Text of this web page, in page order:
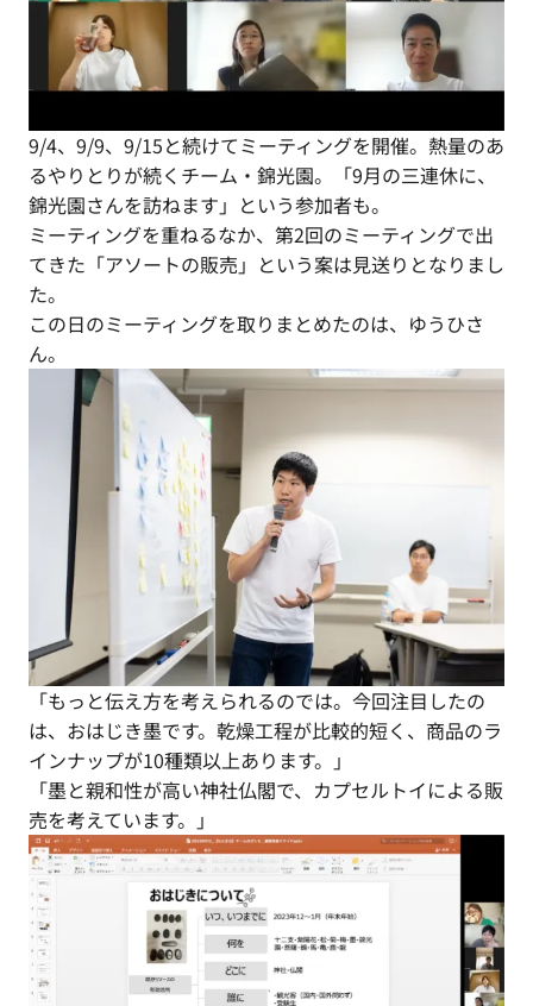
9/4、9/9、9/15と続けてミーティングを開催。熱量のあ
るやりとりが続くチーム・錦光園。「9月の三連休に、
錦光園さんを訪ねます」という参加者も。
ミーティングを重ねるなか、第2回のミーティングで出
てきた「アソートの販売」という案は見送りとなりまし
た。
この日のミーティングを取りまとめたのは、ゆうひさ
ん。
「もっと伝え方を考えられるのでは。今回注目したの
は、おはじき墨です。乾燥工程が比較的短く、商品のラ
インナップが10種類以上あります。」
「墨と親和性が高い神社仏閣で、カプセルトイによる販
売を考えています。」